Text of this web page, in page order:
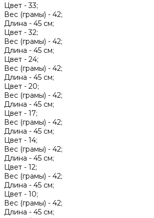
Цвет -33;
Вес (грамы) - 42;
Длина - 45 см;
Цвет -32;
Вес (грамы) - 42;
Длина - 45 см;
Цвет - 24;
Вес (грамы) - 42;
Длина - 45 см;
Цвет - 20;
Вес (грамы) - 42;
Длина - 45 см;
Цвет - 17;
Вес (грамы) - 42;
Длина - 45 см;
Цвет - 14;
Вес (грамы) - 42;
Длина - 45 см;
Цвет - 12;
Вес (грамы) - 42;
Длина - 45 см;
Цвет - 10;
Вес (грамы) - 42;
Длина - 45 см;